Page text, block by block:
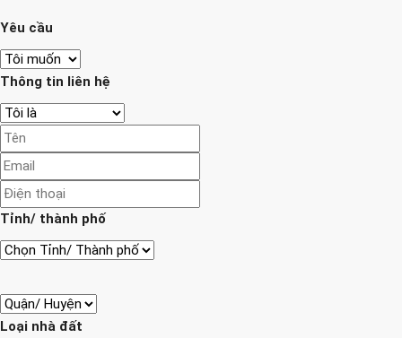
Yêu cầu
Thông tin liên hệ
Tỉnh/ thành phố
Loại nhà đất